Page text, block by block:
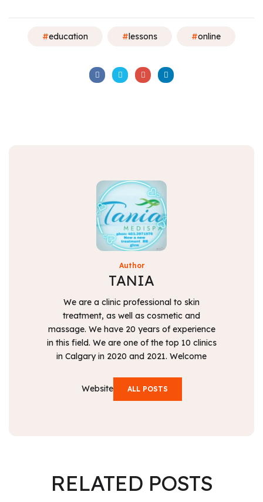
education lessons online
Author
TANIA
We are a clinic professional to skin
treatment, as well as cosmetic and
massage. We have 20 years of experience
in this field. We are one of the top 10 clinics
in Calgary in 2020 and 2021. Welcome
Website ALL POSTS
RELATED POSTS